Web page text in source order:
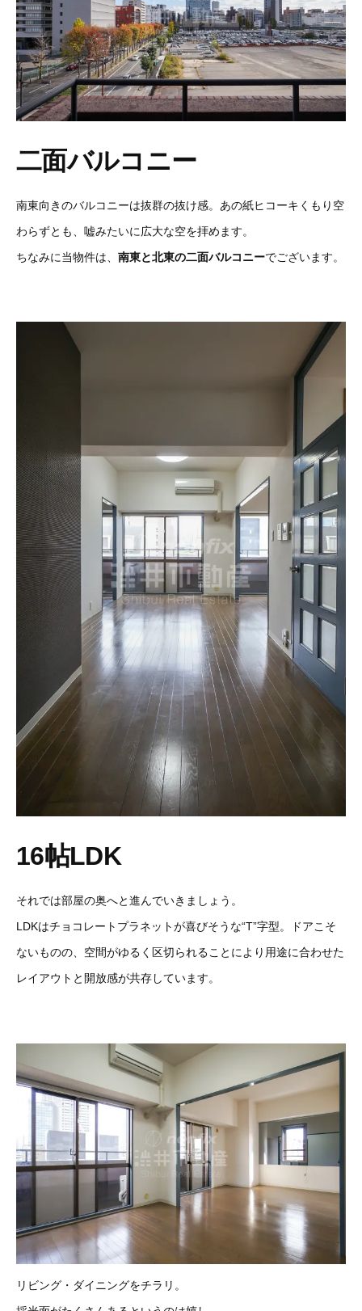
二面バルコニー
南東向きのバルコニーは抜群の抜け感。あの紙ヒコーキくもり空
わらずとも、嘘みたいに広大な空を拝めます。
ちなみに当物件は、 南東と北東の二面バルコニーでございます。
16帖LDK
それでは部屋の奥へと進んでいきましょう。
LDKはチョコレートプラネットが喜びそうな“T”字型。ドアこそ
ないものの、空間がゆるく区切られることにより用途に合わせた
レイアウトと開放感が共存しています。
リビング・ダイニングをチラリ。